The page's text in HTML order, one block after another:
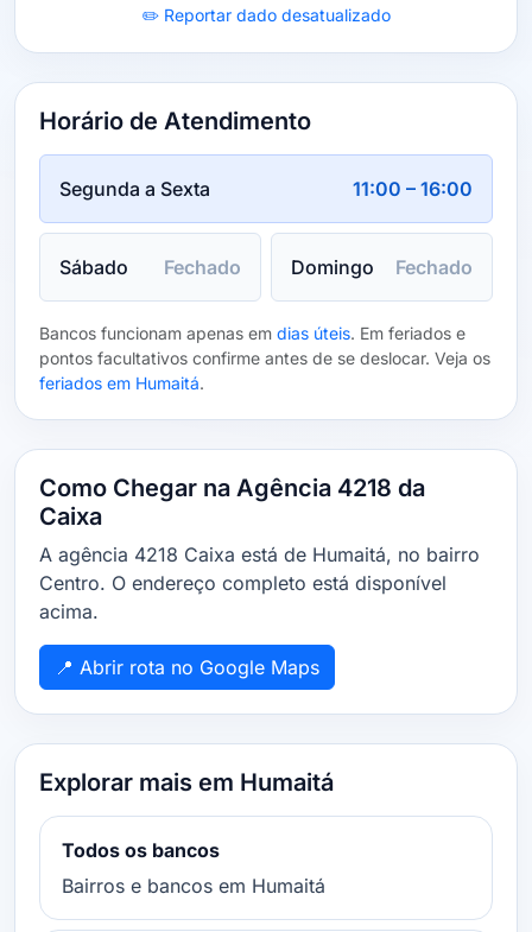
✏️ Reportar dado desatualizado
Horário de Atendimento
Segunda a Sexta 11:00 – 16:00
Sábado Fechado Domingo Fechado
Bancos funcionam apenas em dias úteis. Em feriados e
pontos facultativos confirme antes de se deslocar. Veja os
feriados em Humaitá.
Como Chegar na Agência 4218 da
Caixa
A agência 4218 Caixa está de Humaitá, no bairro
Centro. O endereço completo está disponível
acima.
📍 Abrir rota no Google Maps
Explorar mais em Humaitá
Todos os bancos
Bairros e bancos em Humaitá